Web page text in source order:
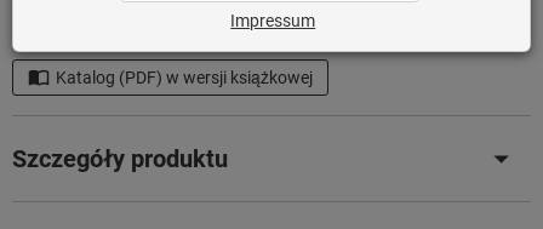
Dodaj do listy artykułów Udostępnij artykuł
Katalog (PDF) w wersji książkowej
Szczegóły produktu